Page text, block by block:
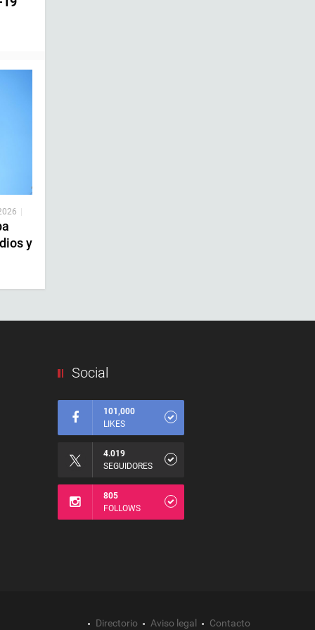
y
Social
101,000
LIKES
4.019
SEGUIDORES
805
FOLLOWS
Directorio Aviso legal Contacto